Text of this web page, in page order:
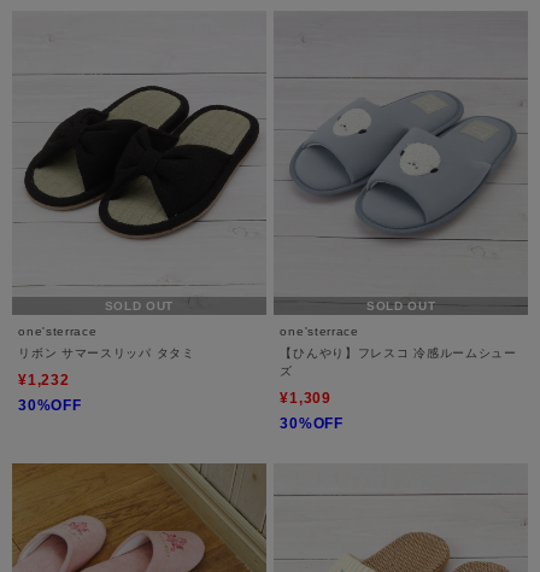
SOLD OUT
one'sterrace
リボン サマースリッパ タタミ
¥1,232
30%OFF
SOLD OUT
one'sterrace
【ひんやり】フレスコ 冷感ルームシュー
ズ
¥1,309
30%OFF